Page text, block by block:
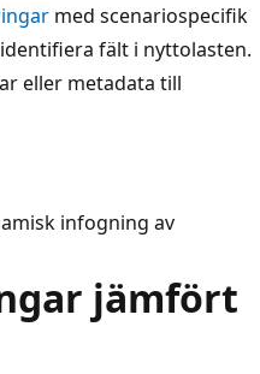
med scenariospecifik
fält i nyttolasten.
eller metadata till
infogning av
jämfört